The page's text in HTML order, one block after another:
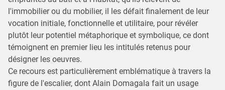
l'immobilier ou du mobilier, il les défait finalement de leur
vocation initiale, fonctionnelle et utilitaire, pour révéler
plutôt leur potentiel métaphorique et symbolique, ce dont
témoignent en premier lieu les intitulés retenus pour
désigner les oeuvres.
Ce recours est particulièrement emblématique à travers la
figure de l'escalier, dont Alain Domagala fait un usage